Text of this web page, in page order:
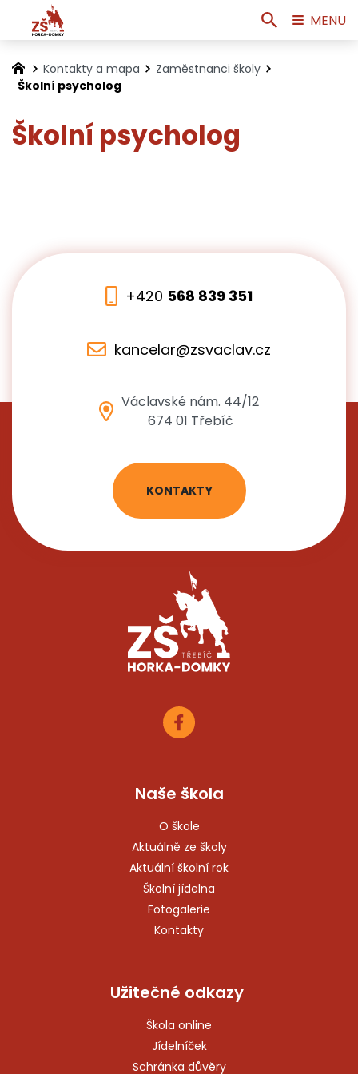
Kontakty a mapa
Zaměstnanci školy
Školní psycholog
Školní psycholog
+420 568 839 351
kancelar@zsvaclav.cz
Václavské nám. 44/12
674 01 Třebíč
KONTAKTY
Naše škola
O škole
Aktuálně ze školy
Aktuální školní rok
Školní jídelna
Fotogalerie
Kontakty
Užitečné odkazy
Škola online
Jídelníček
Schránka důvěry
MENU